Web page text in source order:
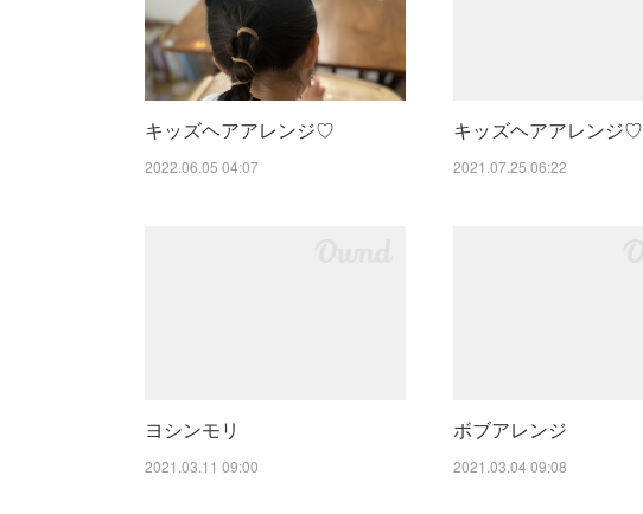
キッズヘアアレンジ♡
2022.06.05 04:07
キッズヘアアレンジ♡
2021.07.25 06:22
ヨシンモリ
2021.03.11 09:00
ボブアレンジ
2021.03.04 09:08